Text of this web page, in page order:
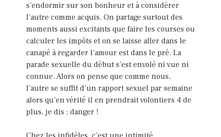
s’endormir sur son bonheur et à considérer
l’autre comme acquis. On partage surtout des
moments aussi excitants que faire les courses ou
calculer les impôts et on se laisse aller dans le
canapé à regarder l’amour est dans le pré. La
parade sexuelle du début s’est envolé ni vue ni
connue. Alors on pense que comme nous,
l’autre se suffit d’un rapport sexuel par semaine
alors qu’en vérité il en prendrait volontiers 4 de
plus, je dis : danger !